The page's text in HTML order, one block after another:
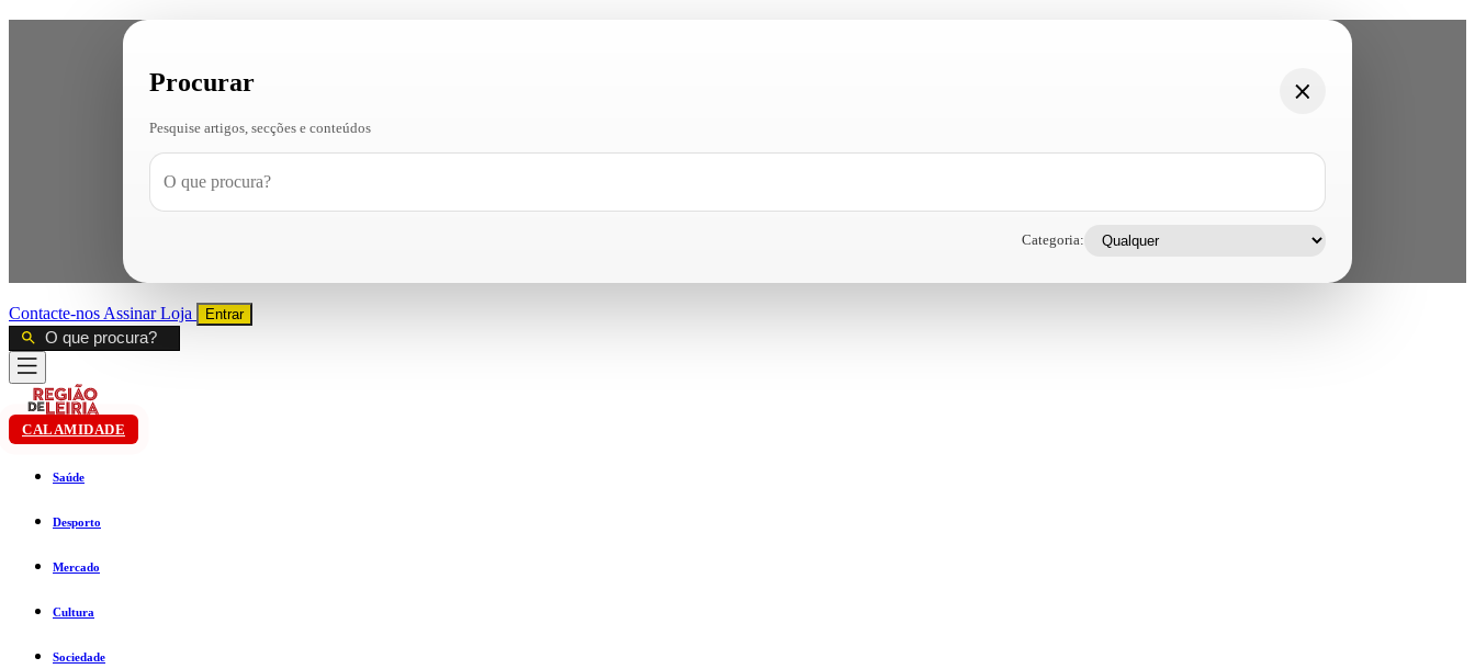
Procurar
Pesquise artigos, secções e conteúdos
Categoria:
Contacte-nos AssinarLoja Entrar
CALAMIDADE
Saúde
Desporto
Mercado
Cultura
Sociedade